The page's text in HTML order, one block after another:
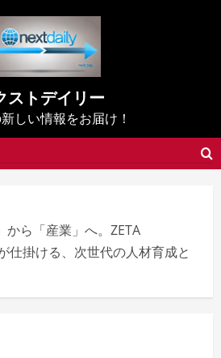
ストデイリー
しい情報をお届け！
から「産業」へ。ZETA
仕掛ける、次世代の人材育成と